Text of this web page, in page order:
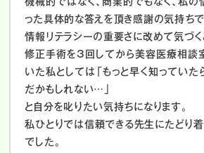
った具体的な答えを頂き感謝の気持ちで
情報リテラシーの重要さに改めて気づく
修正手術を3回してから美容医療相談
いた私としては「もっと早く知ってい
だかもしれない…」
と自分を叱りたい気持ちになります。
私ひとりでは信頼できる先生にたどり
でした。